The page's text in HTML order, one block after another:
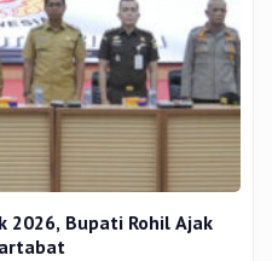
2026, Bupati Rohil Ajak